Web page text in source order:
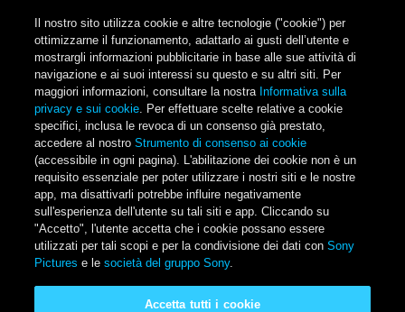
Il nostro sito utilizza cookie e altre tecnologie ("cookie") per
ottimizzarne il funzionamento, adattarlo ai gusti dell’utente e
mostrargli informazioni pubblicitarie in base alle sue attività di
navigazione e ai suoi interessi su questo e su altri siti. Per
maggiori informazioni, consultare la nostra Informativa sulla
privacy e sui cookie. Per effettuare scelte relative a cookie
specifici, inclusa le revoca di un consenso già prestato,
accedere al nostroStrumento di consenso ai cookie
(accessibile in ogni pagina). L'abilitazione dei cookie non è un
requisito essenziale per poter utilizzare i nostri siti e le nostre
app, ma disattivarli potrebbe influire negativamente
sull'esperienza dell'utente su tali siti e app. Cliccando su
"Accetto", l'utente accetta che i cookie possano essere
utilizzati per tali scopi e per la condivisione dei dati conSony
Pictures e lesocietà del gruppo Sony.
Accetta tutti i cookie
Main Menu
Kraven - Il Cacciatore